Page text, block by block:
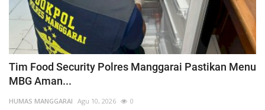
Dampak Covid -19, Kapolres Manggarai Bangun Sinergi Bersama PMI Untuk Atasi Pemenuhan Darah.
Cegah Corona, Polres Manggarai Lakukan Senam AWS3.
Cegah Covid - 19, Bhabinkamtibmas dan Dinkes Lakukan Pemeriksaan Malam Hari
Tim Food Security Polres Manggarai Pastikan Menu
MBG Aman...
HUMAS MANGGARAI Agu 10, 2026 0